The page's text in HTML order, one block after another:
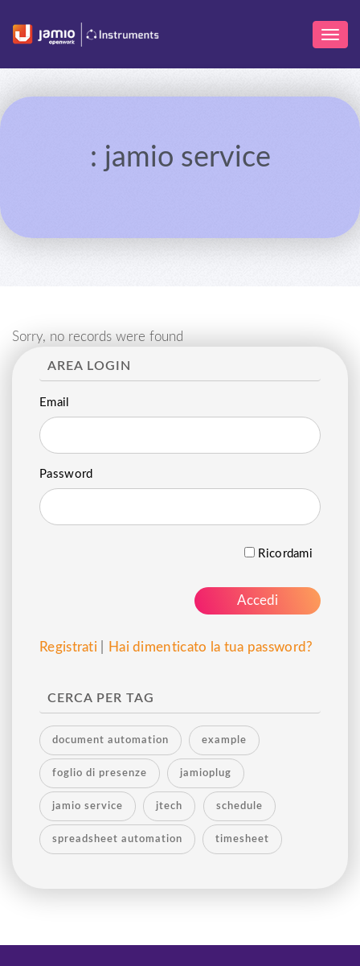
: jamio service
Sorry, no records were found
AREA LOGIN
Email
Password
Ricordami
Registrati Hai dimenticato la tua password?
CERCA PER TAG
document automation example
foglio di presenze jamioplug
jamio service jtech schedule
spreadsheet automation timesheet